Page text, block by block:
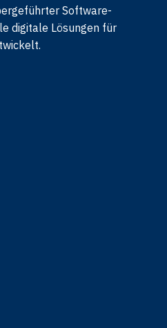
Software-
digitale Lösungen für